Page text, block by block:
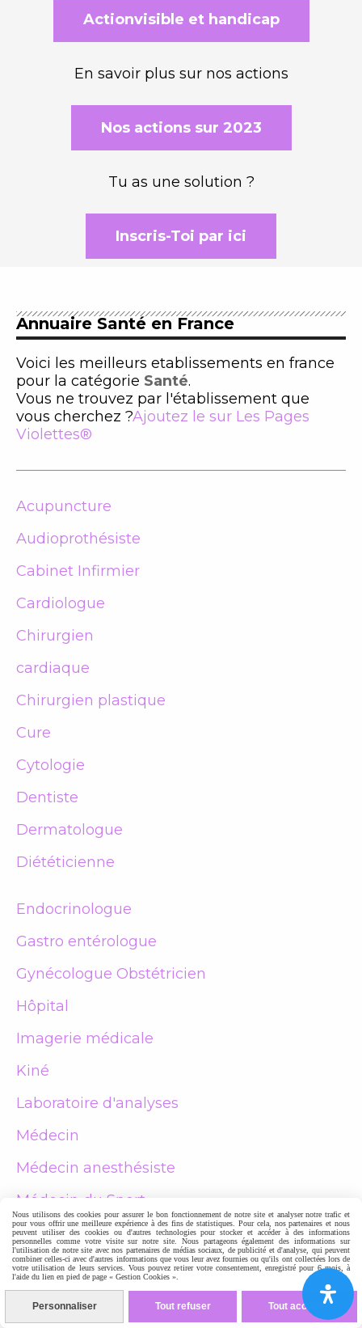
Actionvisible et handicap
En savoir plus sur nos actions
Nos actions sur 2023
Tu as une solution ?
Inscris-Toi par ici
Annuaire Santé en France
Voici les meilleurs etablissements en france
pour la catégorie Santé.
Vous ne trouvez par l'établissement que
vous cherchez ?Ajoutez le sur Les Pages
Violettes®
Acupuncture
Audioprothésiste
Cabinet Infirmier
Cardiologue
Chirurgien
cardiaque
Chirurgien plastique
Cure
Cytologie
Dentiste
Dermatologue
Diététicienne
Endocrinologue
Gastro entérologue
Gynécologue Obstétricien
Hôpital
Imagerie médicale
Kiné
Laboratoire d'analyses
Médecin
Médecin anesthésiste
Médecin du Sport
Médecin du travail
Médecin Généraliste
Ophtalmologue
Nous utilisons des cookies pour assurer le bon fonctionnement de notre site et analyser notre trafic et
pour vous offrir une meilleure expérience à des fins de statistiques. Pour cela, nos partenaires et nous
peuvent utiliser des cookies ou d'autres technologies pour stocker et accéder à des informations
personnelles comme votre visite sur notre site. Nous partageons également des informations sur
l'utilisation de notre site avec nos partenaires de médias sociaux, de publicité et d'analyse, qui peuvent
combiner celles-ci avec d'autres informations que vous leur avez fournies ou qu'ils ont collectées lors de
votre utilisation de leurs services. Vous pouvez retirer votre consentement, enregistré pour 6 mois, à
l'aide du lien en pied de page « Gestion Cookies ».
Personnaliser Tout refuser Tout accepter